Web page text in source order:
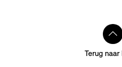
Terug naar